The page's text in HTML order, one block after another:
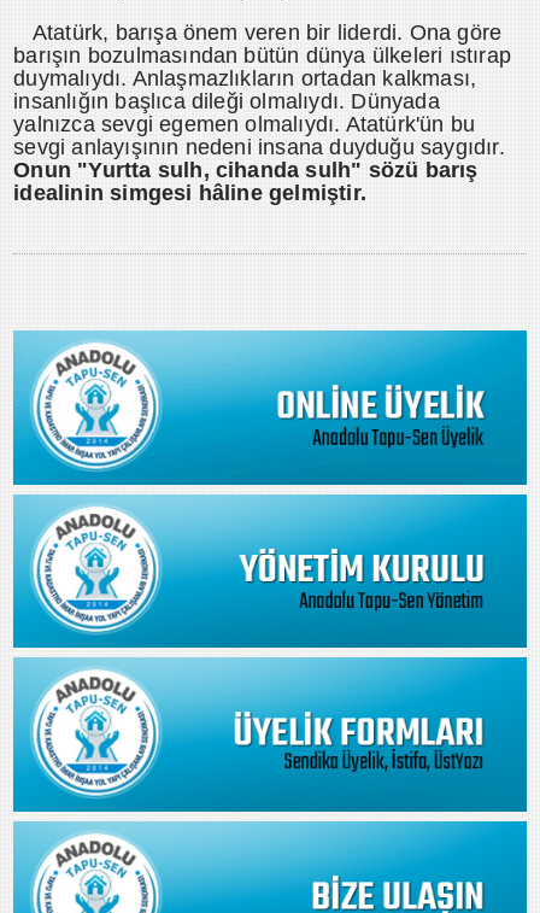
Atatürk, barışa önem veren bir liderdi. Ona göre
barışın bozulmasından bütün dünya ülkeleri ıstırap
duymalıydı. Anlaşmazlıkların ortadan kalkması,
insanlığın başlıca dileği olmalıydı. Dünyada
yalnızca sevgi egemen olmalıydı. Atatürk'ün bu
sevgi anlayışının nedeni insana duyduğu saygıdır.
Onun "Yurtta sulh, cihanda sulh" sözü barış
idealinin simgesi hâline gelmiştir.